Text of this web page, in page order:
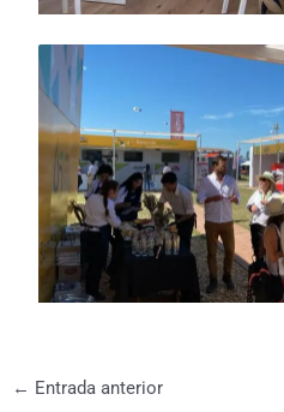
← Entrada anterior